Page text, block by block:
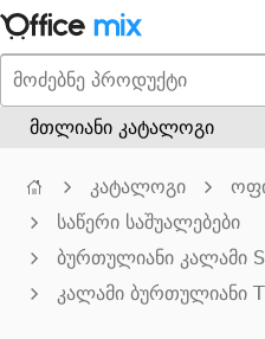
მთლიანი კატალოგი
კატალოგი
საწერი საშუალებები
ბურთულიანი კალამი
კალამი ბურთულიანი